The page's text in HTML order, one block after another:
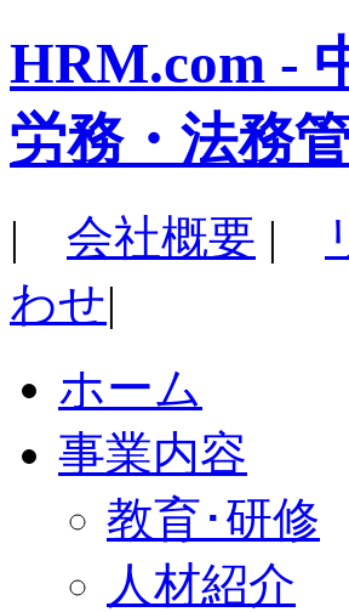
HRM.com -
労務・法務
| 会社概要 |
わせ|
ホーム
事業内容
教育･研修
人材紹介